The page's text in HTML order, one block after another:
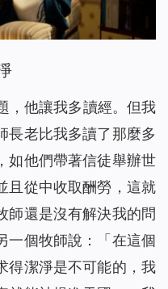
，他讓我多讀經。但我
長老比我多讀了那麼多
如他們帶著信徒舉辦世
且從中收取酬勞，這就
師還是沒有解決我的問
一個牧師說：「在這個
得潔淨是不可能的，我